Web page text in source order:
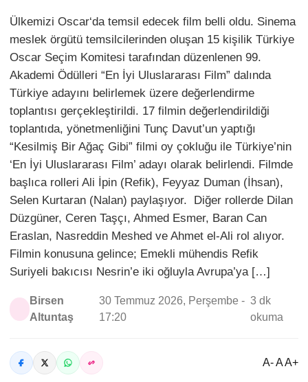
Ülkemizi Oscar‘da temsil edecek film belli oldu. Sinema
meslek örgütü temsilcilerinden oluşan 15 kişilik Türkiye
Oscar Seçim Komitesi tarafından düzenlenen 99.
Akademi Ödülleri “En İyi Uluslararası Film” dalında
Türkiye adayını belirlemek üzere değerlendirme
toplantısı gerçekleştirildi. 17 filmin değerlendirildiği
toplantıda, yönetmenliğini Tunç Davut’un yaptığı
“Kesilmiş Bir Ağaç Gibi” filmi oy çokluğu ile Türkiye’nin
‘En İyi Uluslararası Film’ adayı olarak belirlendi. Filmde
başlıca rolleri Ali İpin (Refik), Feyyaz Duman (İhsan),
Selen Kurtaran (Nalan) paylaşıyor. Diğer rollerde Dilan
Düzgüner, Ceren Taşçı, Ahmed Esmer, Baran Can
Eraslan, Nasreddin Meshed ve Ahmet el-Ali rol alıyor.
Filmin konusuna gelince; Emekli mühendis Refik
Suriyeli bakıcısı Nesrin’e iki oğluyla Avrupa’ya […]
Birsen
Altuntaş
30 Temmuz 2026, Perşembe -
17:20
3 dk
okuma
A- A A+